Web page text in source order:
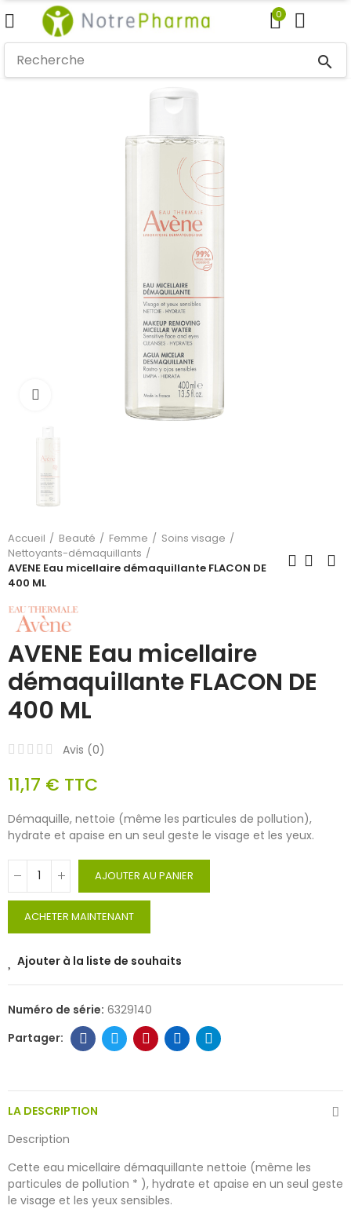
0
search
Cliquez pour agrandir
Accueil Beauté Femme
Soins visage
Nettoyants-démaquillants
AVENE Eau micellaire démaquillante FLACON DE
400 ML
AVENE Eau micellaire
démaquillante FLACON DE
400 ML
Avis (0)
11,17 € TTC
Démaquille, nettoie (même les particules de pollution),
hydrate et apaise en un seul geste le visage et les yeux.
AJOUTER AU PANIER
ACHETER MAINTENANT
Ajouter à la liste de souhaits
Numéro de série: 6329140
LA DESCRIPTION
Description
Cette eau micellaire démaquillante nettoie (même les
particules de pollution * ), hydrate et apaise en un seul geste
le visage et les yeux sensibles.